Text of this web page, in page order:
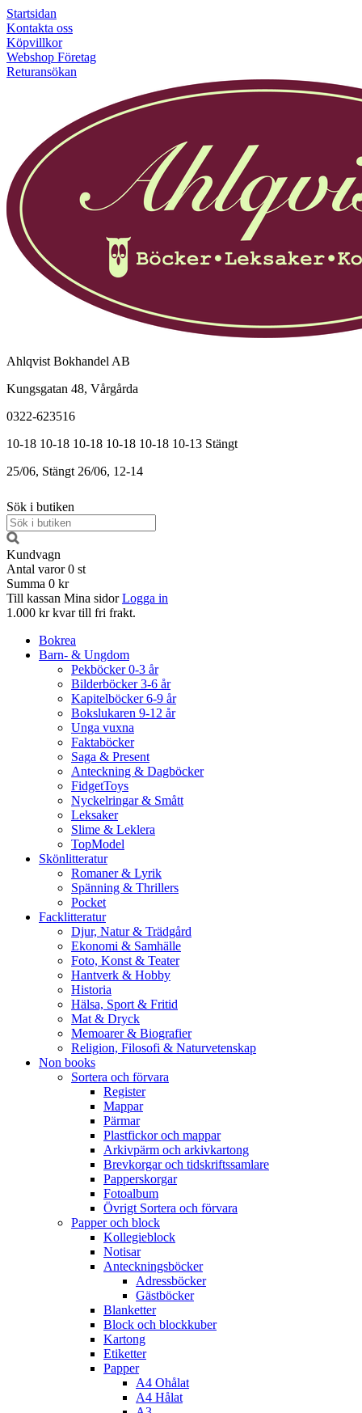
Startsidan
Kontakta oss
Köpvillkor
Webshop Företag
Returansökan
Ahlqvist Bokhandel AB
Kungsgatan 48, Vårgårda
0322-623516
10-18 10-18 10-18 10-18 10-18 10-13 Stängt
25/06, Stängt 26/06, 12-14
Sök i butiken
Kundvagn
Antal varor 0 st
Summa 0 kr
Till kassan Mina sidor Logga in
1.000 kr kvar till fri frakt.
Bokrea
Barn- & Ungdom
Pekböcker 0-3 år
Bilderböcker 3-6 år
Kapitelböcker 6-9 år
Bokslukaren 9-12 år
Unga vuxna
Faktaböcker
Saga & Present
Anteckning & Dagböcker
FidgetToys
Nyckelringar & Smått
Leksaker
Slime & Leklera
TopModel
Skönlitteratur
Romaner & Lyrik
Spänning & Thrillers
Pocket
Facklitteratur
Djur, Natur & Trädgård
Ekonomi & Samhälle
Foto, Konst & Teater
Hantverk & Hobby
Historia
Hälsa, Sport & Fritid
Mat & Dryck
Memoarer & Biografier
Religion, Filosofi & Naturvetenskap
Non books
Sortera och förvara
Register
Mappar
Pärmar
Plastfickor och mappar
Arkivpärm och arkivkartong
Brevkorgar och tidskriftssamlare
Papperskorgar
Fotoalbum
Övrigt Sortera och förvara
Papper och block
Kollegieblock
Notisar
Anteckningsböcker
Adressböcker
Gästböcker
Blanketter
Block och blockkuber
Kartong
Etiketter
Papper
A4 Ohålat
A4 Hålat